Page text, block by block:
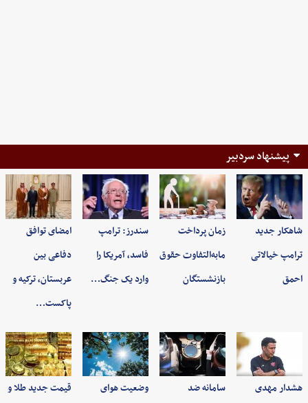
پیشنهاد سردبیر
شاهکار جدید
ترامپ خیالاتی
احمق
زمان پرداخت
مابه‌التفاوت حقوق
بازنشستگان
سندرز: ترامپ
فاسد، آمریکا را
وارد یک جنگ…
امضای توافق
دفاعی بین
عربستان، ترکیه و
پاکست…
هشدار مهدی سامانه ضد وضعیت هوای قیمت جدید طلا و